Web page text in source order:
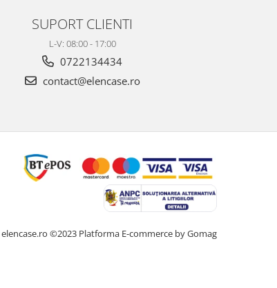
SUPORT CLIENTI
L-V: 08:00 - 17:00
0722134434
contact@elencase.ro
elencase.ro ©2023 Platforma E-commerce by Gomag